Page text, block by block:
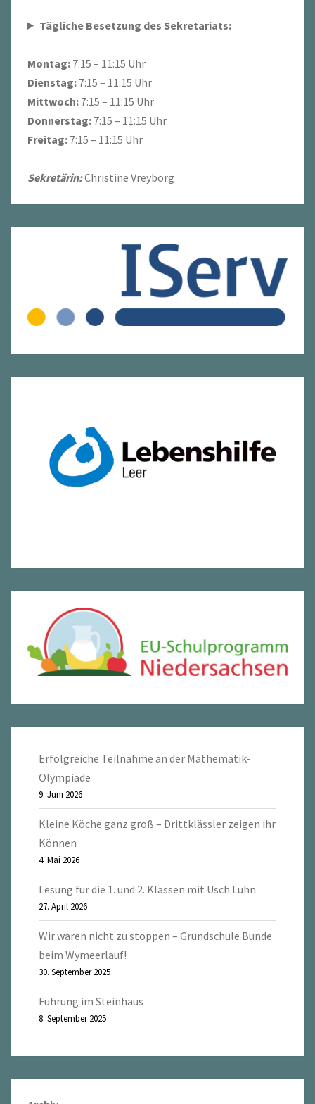
Tägliche Besetzung des Sekretariats:
Montag: 7:15 – 11:15 Uhr
Dienstag: 7:15 – 11:15 Uhr
Mittwoch: 7:15 – 11:15 Uhr
Donnerstag: 7:15 – 11:15 Uhr
Freitag: 7:15 – 11:15 Uhr
Sekretärin:Christine Vreyborg
Erfolgreiche Teilnahme an der Mathematik-
Olympiade
9. Juni 2026
Kleine Köche ganz groß – Drittklässler zeigen ihr
Können
4. Mai 2026
Lesung für die 1. und 2. Klassen mit Usch Luhn
27. April 2026
Wir waren nicht zu stoppen – Grundschule Bunde
beim Wymeerlauf!
30. September 2025
Führung im Steinhaus
8. September 2025